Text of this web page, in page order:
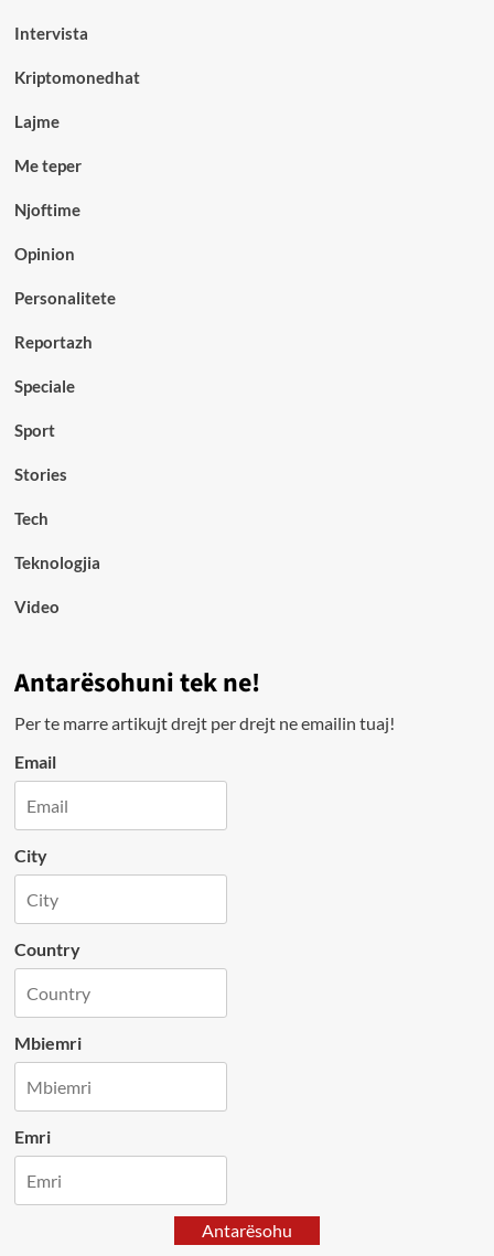
Intervista
Kriptomonedhat
Lajme
Me teper
Njoftime
Opinion
Personalitete
Reportazh
Speciale
Sport
Stories
Tech
Teknologjia
Video
Antarësohuni tek ne!
Per te marre artikujt drejt per drejt ne emailin tuaj!
Email
City
Country
Mbiemri
Emri
Antarësohu